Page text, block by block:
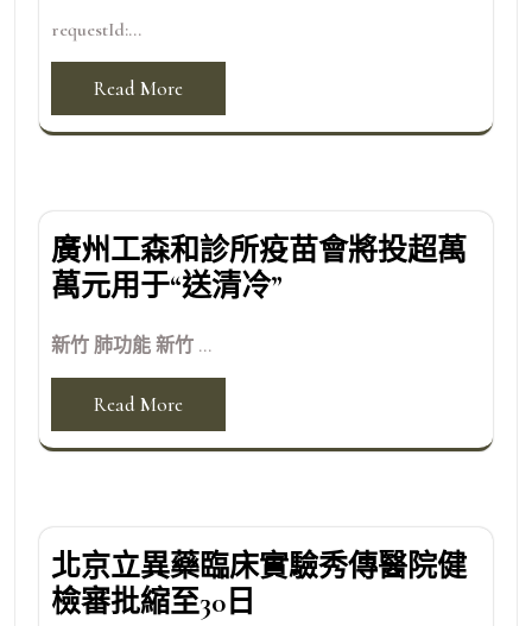
requestId:...
Read More
廣州工森和診所疫苗會將投超萬
萬元用于“送清冷”
新竹 肺功能 新竹 ...
Read More
北京立異藥臨床實驗秀傳醫院健
檢審批縮至30日